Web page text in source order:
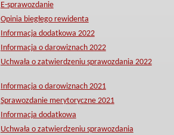
E-sprawozdanie
Opinia biegłego rewidenta
Informacja dodatkowa 2022
Informacja o darowiznach 2022
Uchwała o zatwierdzeniu sprawozdania 2022
Informacja o darowiznach 2021
Sprawozdanie merytoryczne 2021
Informacja dodatkowa
Uchwała o zatwierdzeniu sprawozdania